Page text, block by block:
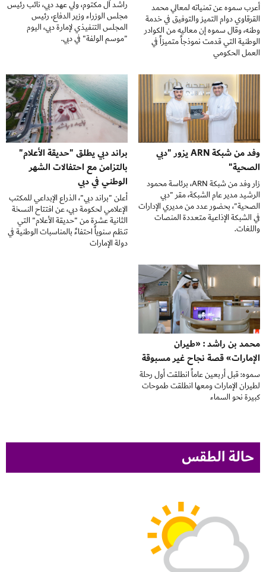
أعرب سموه عن تمنياته لمعالي محمد
القرقاوي دوام التميز والتوفيق في خدمة
وطنه، وقال سموه إن معاليه من الكوادر
الوطنية التي قدمت نموذجاً متميزاً في
العمل الحكومي
راشد آل مكتوم، ولي عهد دبي، نائب رئيس
مجلس الوزراء وزير الدفاع، رئيس
المجلس التنفيذي لإمارة دبي، اليوم
"موسم الولفة" في دبي.
وفد من شبكة ARN يزور "دبي
الصحية"
زار وفد من شبكة ARN، برئاسة محمود
الرشيد مدير عام الشبكة، مقر "دبي
الصحية"، بحضور عدد من مديري الإدارات
في الشبكة الإذاعية متعددة المنصات
واللغات.
براند دبي يطلق "حديقة الأعلام"
بالتزامن مع احتفالات الشهر
الوطني في دبي
أعلن "براند دبي"، الذراع الإبداعي للمكتب
الإعلامي لحكومة دبي، عن افتتاح النسخة
الثانية عشرة من "حديقة الأعلام" التي
تنظم سنوياً احتفاءً بالمناسبات الوطنية في
دولة الإمارات
محمد بن راشد : «طيران
الإمارات» قصة نجاح غير مسبوقة
سموه: قبل أربعين عاماً انطلقت أول رحلة
لطيران الإمارات ومعها انطلقت طموحات
كبيرة نحو السماء
حالة الطقس